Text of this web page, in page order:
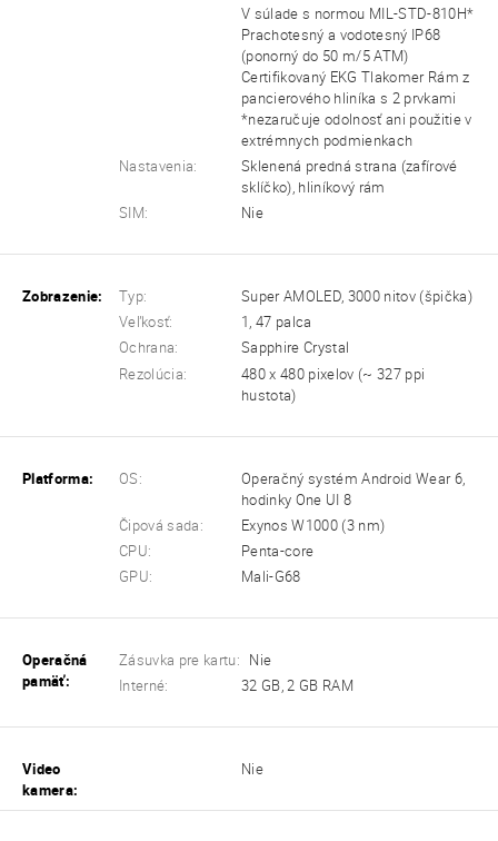
V súlade s normou MIL-STD-810H*
Prachotesný a vodotesný IP68
(ponorný do 50 m/5 ATM)
Certifikovaný EKG Tlakomer Rám z
pancierového hliníka s 2 prvkami
*nezaručuje odolnosť ani použitie v
extrémnych podmienkach
Nastavenia:
Sklenená predná strana (zafírové
sklíčko), hliníkový rám
SIM:
Nie
Zobrazenie: Typ:
Super AMOLED, 3000 nitov (špička)
Veľkosť:
1, 47 palca
Ochrana:
Sapphire Crystal
Rezolúcia:
480 x 480 pixelov (~ 327 ppi
hustota)
Platforma: OS:
Operačný systém Android Wear 6,
hodinky One UI 8
Čipová sada:
Exynos W1000 (3 nm)
CPU:
Penta-core
GPU:
Mali-G68
Operačná
pamäť:
Zásuvka pre kartu:
Nie
Interné:
32 GB, 2 GB RAM
Video
kamera:
Nie